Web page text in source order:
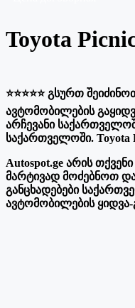
Toyota
⭐️⭐️⭐️⭐️⭐️ გსურთ
ავტომობილების
არჩევანი
საქართველოში. Toyota
Autospot.ge არის
მარტივად მოძებნოთ
განცხადებები
ავტომობილების ყიდვა-